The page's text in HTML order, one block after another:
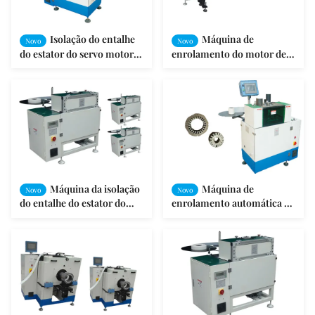
Novo
Isolação do entalhe
do estator do servo motor
Novo
Máquina de
enrolamento do motor de
lavar/fã/bomba
Novo
Máquina da isolação
do entalhe do estator do
isolação do entalhe
Novo
Máquina de
enrolamento automática do
para cunhas simples